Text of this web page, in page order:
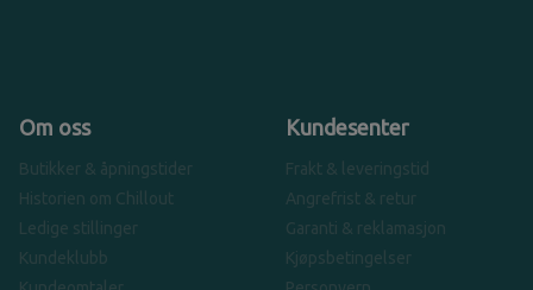
Om oss
Butikker & åpningstider
Historien om Chillout
Ledige stillinger
Kundeklubb
Kundesenter
Frakt & leveringstid
Angrefrist & retur
Garanti & reklamasjon
Kjøpsbetingelser